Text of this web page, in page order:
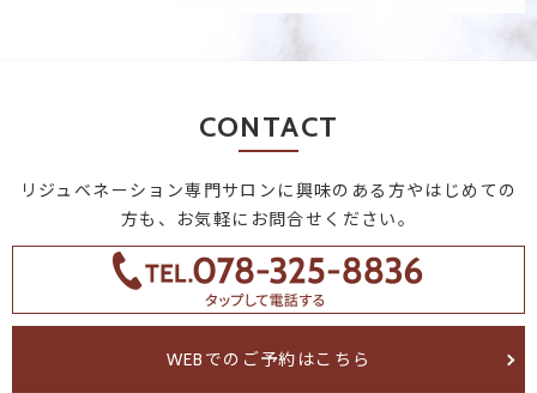
CONTACT
リジュベネーション専門サロンに興味のある方やはじめての
方も、お気軽にお問合せください。
WEBでのご予約はこちら